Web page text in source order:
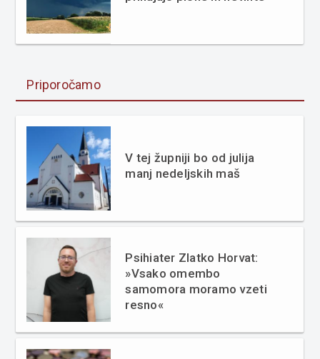
Priporočamo
V tej župniji bo od julija
manj nedeljskih maš
Psihiater Zlatko Horvat:
»Vsako omembo
samomora moramo vzeti
resno«